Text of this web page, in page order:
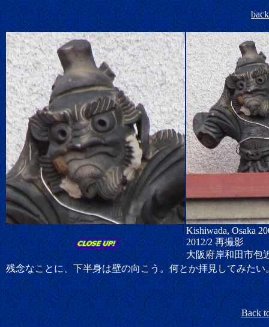
Kishiwada, Osaka
2012/2 再撮影
大阪府岸和田市包
残念なことに、下半身は壁の向こう。何とか拝見してみたい
Back